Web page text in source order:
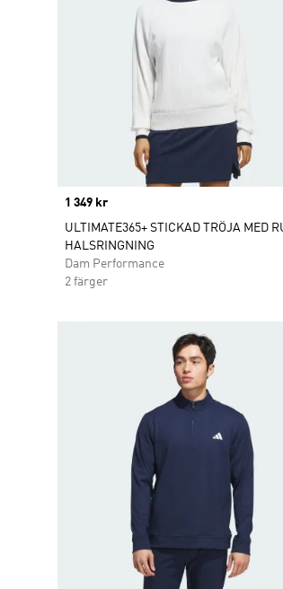
Price
1 349 kr
ULTIMATE365+ STICKAD TRÖJA MED
HALSRINGNING
Dam Performance
2 färger